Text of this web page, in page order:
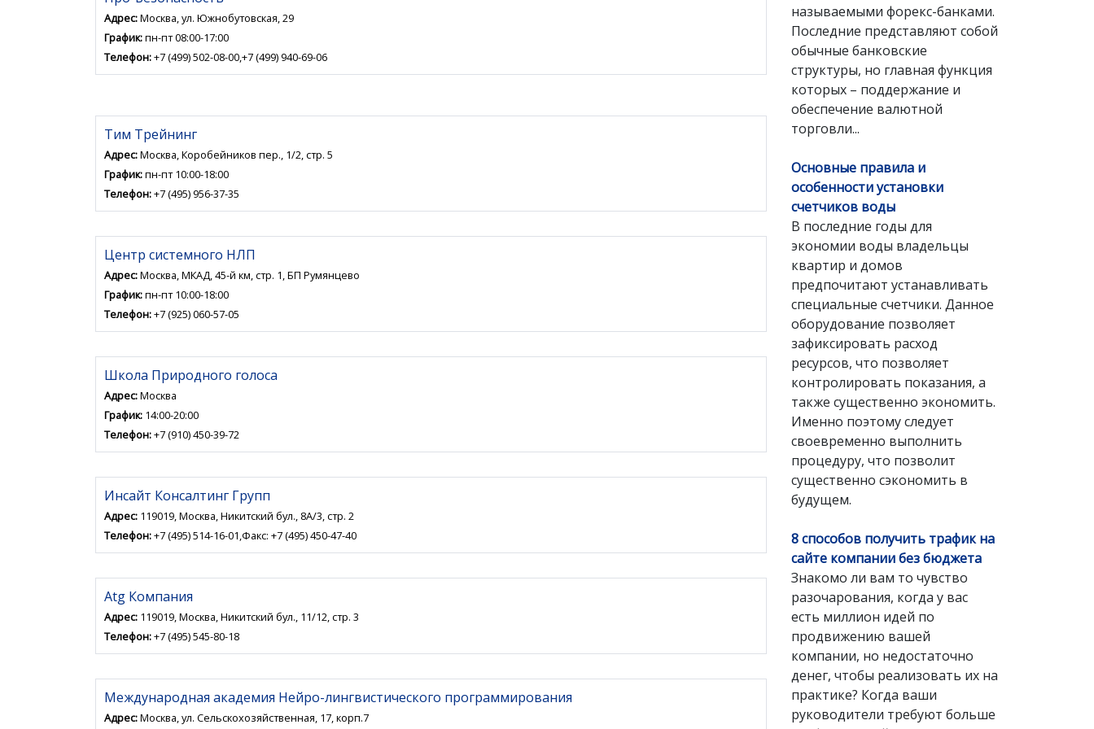
Адрес:Москва, ул. Южнобутовская, 29
График:пн-пт 08:00-17:00
Телефон:+7 (499) 502-08-00,+7 (499) 940-69-06
Тим Трейнинг
Адрес:Москва, Коробейников пер., 1/2, стр. 5
График:пн-пт 10:00-18:00
Телефон:+7 (495) 956-37-35
Центр системного НЛП
Адрес:Москва, МКАД, 45-й км, стр. 1, БП Румянцево
График:пн-пт 10:00-18:00
Телефон:+7 (925) 060-57-05
Школа Природного голоса
Адрес:Москва
График: 14:00-20:00
Телефон:+7 (910) 450-39-72
Инсайт Консалтинг Групп
Адрес: 119019, Москва, Никитский бул., 8А/3, стр. 2
Телефон:+7 (495) 514-16-01,Факс: +7 (495) 450-47-40
Atg Компания
Адрес: 119019, Москва, Никитский бул., 11/12, стр. 3
Телефон:+7 (495) 545-80-18
Международная академия Нейро-лингвистического программирования
Адрес:Москва, ул. Сельскохозяйственная, 17, корп.7
называемыми форекс-банками.
Последние представляют собой
обычные банковские
структуры, но главная функция
которых – поддержание и
обеспечение валютной
торговли...
Основные правила и
особенности установки
счетчиков воды
В последние годы для
экономии воды владельцы
квартир и домов
предпочитают устанавливать
специальные счетчики. Данное
оборудование позволяет
зафиксировать расход
ресурсов, что позволяет
контролировать показания, а
также существенно экономить.
Именно поэтому следует
своевременно выполнить
процедуру, что позволит
существенно сэкономить в
будущем.
8 способов получить трафик на
сайте компании без бюджета
Знакомо ли вам то чувство
разочарования, когда у вас
есть миллион идей по
продвижению вашей
компании, но недостаточно
денег, чтобы реализовать их на
практике? Когда ваши
руководители требуют больше